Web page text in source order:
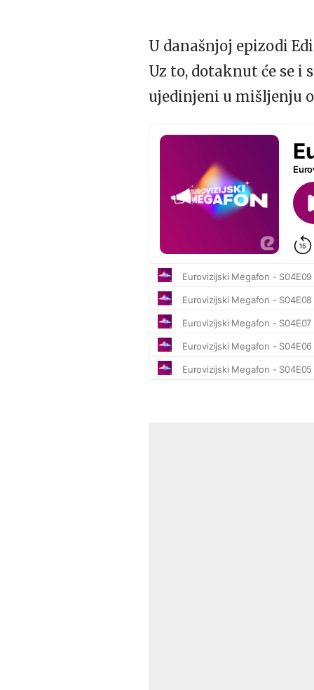
U današnjoj epizodi
Uz to, dotaknut će se i
ujedinjeni u mišljenju